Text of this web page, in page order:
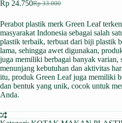
Rp33.000
Harga
adalah:
Rp 33.000.
Rp 24.750Harga
ini
adalah:
Rp 24.750.
Perabot plastik merk Green Leaf
masyarakat Indonesia sebagai salah
plastik terbaik, terbuat dari biji plastik
lama, sehingga awet digunakan,
juga memiliki berbagai banyak varian,
menunjang kebutuhan dan aktivitas
itu, produk Green Leaf juga memiliki
dan bentuk yang unik, cocok untuk
Anda.